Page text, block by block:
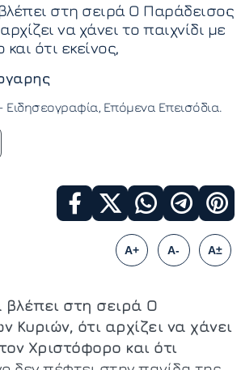
στη σειρά Ο Παράδεισος
να χάνει το παιχνίδι με
ότι εκείνος,
Ειδησεογραφία Επόμενα Επεισόδια
A+ A- A±
βλέπει στη σειρά Ο
Κυριών, ότι αρχίζει να χάνει
Χριστόφορο και ότι